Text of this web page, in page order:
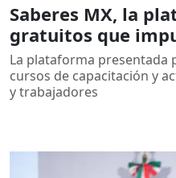
Saberes MX, la
gratuitos que
La plataforma presentada
cursos de capacitación y
y trabajadores